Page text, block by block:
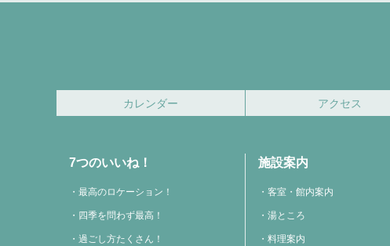
カレンダー アクセス
7つのいいね！
最高のロケーション！
四季を問わず最高！
過ごし方たくさん！
施設案内
客室・館内案内
湯ところ
料理案内